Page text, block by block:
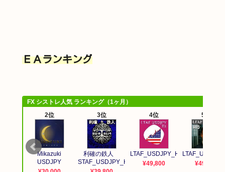
ＥＡランキング